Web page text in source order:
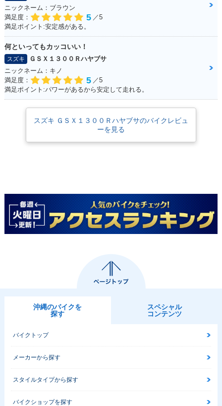
2014年 隼（HAYAB
USA）・新登場
2014年 HAYABUSA
1300
1300
2010年 HAYABUSA
1300
2009年 HAYABUSA
1300
2008年 HAYABUSA
1300・フルモデルチ
2007年 HAYABUSA
2006年 HAYABUSA
2005年 HAYABUSA
2004年 GSX1300R 2002年 GSX1300R
ニックネーム：ブラウン
満足度：
5 ／5
満足ポイント:安定感がある。
何といってもカッコいい！
スズキ
ＧＳＸ１３００Ｒハヤブサ
ニックネーム：キノ
満足度：
5 ／5
満足ポイント:パワーがあるから安定して走れる。
スズキ ＧＳＸ１３００Ｒハヤブサのバイクレビュ
ーを見る
沖縄のバイクを
探す
スペシャル
コンテンツ
バイクトップ
メーカーから探す
スタイルタイプから探す
バイクショップを探す